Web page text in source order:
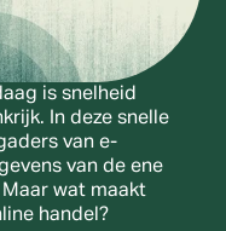
is snelheid
In deze snelle
van e-
van de ene
wat maakt
handel?